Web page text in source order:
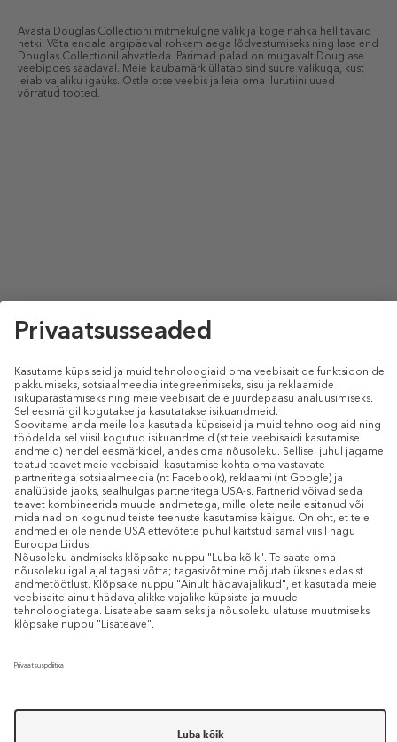
Avasta Douglas Collectioni mitmekülgne valik ja koge nahka hellitavaid
hetki. Võta endale argipäeval rohkem aega lõdvestumiseks ning lase end
Douglas Collectionil ahvatleda. Parimad palad on mugavalt Douglase
veebipoes saadaval. Meie kaubamärk üllatab sind suure valikuga, kust
leiab vajaliku igaüks. Ostle otse veebis ja leia oma ilurutiini uued
võrratud tooted.